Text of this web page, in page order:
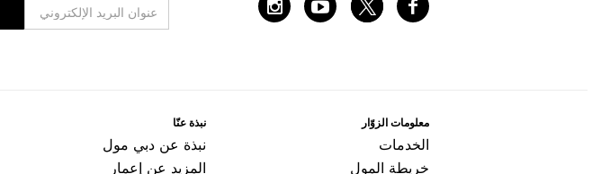
ﻣﻌﻠﻮﻣﺎﺕ اﻟﺰﻭّاﺭ
اﻟﺨﺪﻣﺎﺕ
ﺧﺮﻳﻄﺔ اﻟﻤﻮﻝ
ﻧﺒﺬﺓ ﻋﻨّﺎ
ﻧﺒﺬﺓ ﻋﻦ ﺩﺑﻲ ﻣﻮﻝ
المزيد عن إعمار